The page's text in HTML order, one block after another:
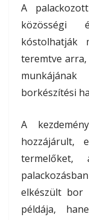
A
közösségi
kóstolhatják
teremtve
borkészítési
A
hozzájárult,
elkészült bor
példája,